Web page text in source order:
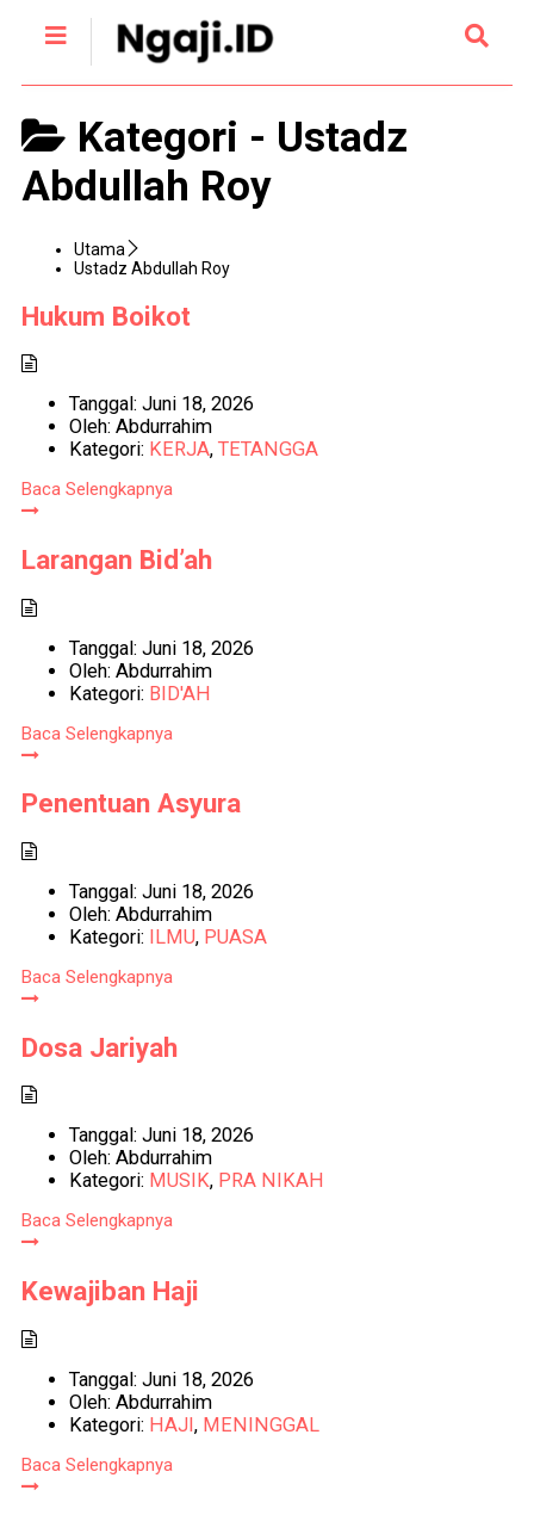
Kategori - Ustadz
Abdullah Roy
Utama
Ustadz Abdullah Roy
Hukum Boikot
Tanggal: Juni 18, 2026
Oleh: Abdurrahim
Kategori: KERJA, TETANGGA
Baca Selengkapnya
Larangan Bid’ah
Tanggal: Juni 18, 2026
Oleh: Abdurrahim
Kategori: BID'AH
Baca Selengkapnya
Penentuan Asyura
Tanggal: Juni 18, 2026
Oleh: Abdurrahim
Kategori: ILMU, PUASA
Baca Selengkapnya
Dosa Jariyah
Tanggal: Juni 18, 2026
Oleh: Abdurrahim
Kategori: MUSIK, PRA NIKAH
Baca Selengkapnya
Kewajiban Haji
Tanggal: Juni 18, 2026
Oleh: Abdurrahim
Kategori: HAJI, MENINGGAL
Baca Selengkapnya